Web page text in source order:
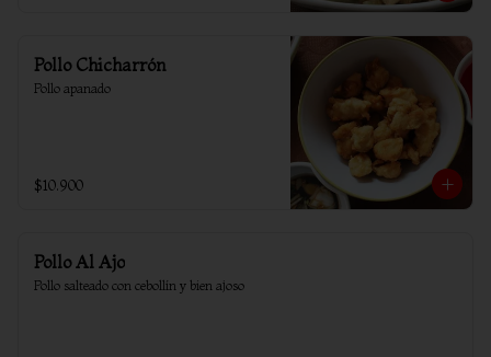
Pollo Chicharrón
Pollo apanado
$10.900
Pollo Al Ajo
Pollo salteado con cebollín y bien ajoso